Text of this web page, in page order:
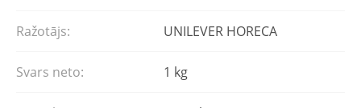
Ražotājs: UNILEVER HORECA
Svars neto: 1 kg